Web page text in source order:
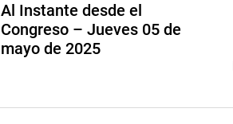
Al Instante desde el
Congreso – Jueves 05 de
mayo de 2025